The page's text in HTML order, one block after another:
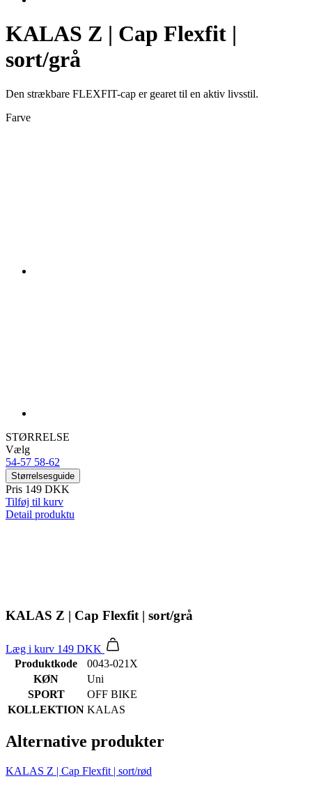
KALAS Z | Cap Flexfit |
sort/grå
Den strækbare FLEXFIT-cap er gearet til en aktiv livsstil.
Farve
STØRRELSE
Vælg
54-57 58-62
Størrelsesguide
Pris 149 DKK
Tilføj til kurv
Detail produktu
KALAS Z | Cap Flexfit | sort/grå
Læg i kurv 149 DKK
Produktkode
0043-021X
KØN
Uni
SPORT
OFF BIKE
KOLLEKTION KALAS
Alternative produkter
KALAS Z | Cap Flexfit | sort/rød